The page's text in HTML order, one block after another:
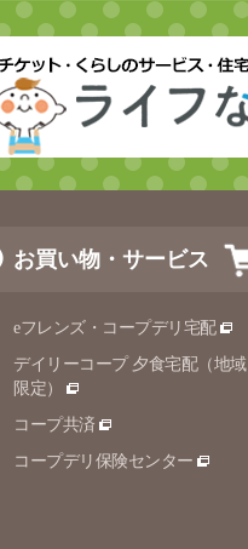
お買い物・サービス
eフレンズ・コープデリ宅配
デイリーコープ 夕食宅配（地域
限定）
コープ共済
コープデリ保険センター